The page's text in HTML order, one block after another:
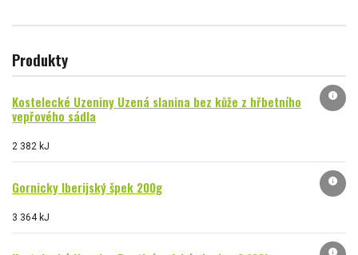
Produkty
Kostelecké Uzeniny Uzená slanina bez kůže z hřbetního
vepřového sádla
2 382 kJ
info
Gornicky Iberijský špek 200g
3 364 kJ
info
info